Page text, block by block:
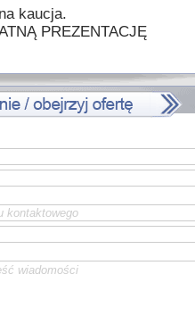
kaucja.
PREZENTACJĘ